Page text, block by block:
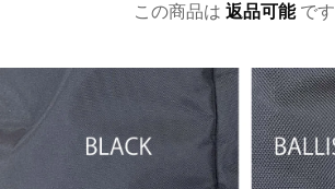
この商品は 返品可能 です